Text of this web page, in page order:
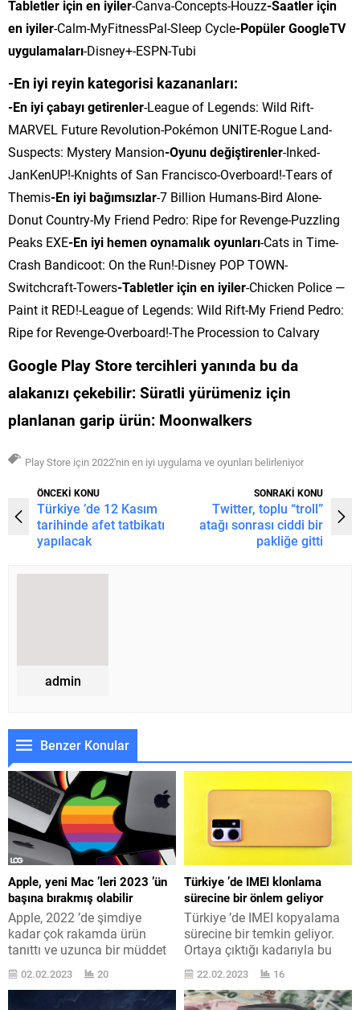
Tabletler için en iyiler-Canva-Concepts-Houzz-Saatler için
en iyiler-Calm-MyFitnessPal-Sleep Cycle-Popüler GoogleTV
uygulamaları-Disney+-ESPN-Tubi
-En iyi reyin kategorisi kazananları:
-En iyi çabayı getirenler-League of Legends: Wild Rift-
MARVEL Future Revolution-Pokémon UNITE-Rogue Land-
Suspects: Mystery Mansion-Oyunu değiştirenler-Inked-
JanKenUP!-Knights of San Francisco-Overboard!-Tears of
Themis-En iyi bağımsızlar-7 Billion Humans-Bird Alone-
Donut Country-My Friend Pedro: Ripe for Revenge-Puzzling
Peaks EXE-En iyi hemen oynamalık oyunları-Cats in Time-
Crash Bandicoot: On the Run!-Disney POP TOWN-
Switchcraft-Towers-Tabletler için en iyiler-Chicken Police —
Paint it RED!-League of Legends: Wild Rift-My Friend Pedro:
Ripe for Revenge-Overboard!-The Procession to Calvary
Google Play Store tercihleri yanında bu da
alakanızı çekebilir: Süratli yürümeniz için
planlanan garip ürün: Moonwalkers
Play Store için 2022'nin en iyi uygulama ve oyunları belirleniyor
ÖNCEKİ KONU
Türkiye ’de 12 Kasım
tarihinde afet tatbikatı
yapılacak
SONRAKİ KONU
Twitter, toplu “troll”
atağı sonrası ciddi bir
pakliğe gitti
admin
Benzer Konular
Apple, yeni Mac ’leri 2023 ’ün
başına bırakmış olabilir
Apple, 2022 ’de şimdiye
kadar çok rakamda ürün
tanıttı ve uzunca bir müddet
seneyi henüz kapatmamış
denmişti. Ancak bu hakikat
olmayabilir. Apple, daha evvel
02.02.2023 20
Türkiye ’de IMEI klonlama
sürecine bir önlem geliyor
Türkiye ’de IMEI kopyalama
sürecine bir temkin geliyor.
Ortaya çıktığı kadarıyla bu
taraf hakimiyetten çıkmış
vaziyette. HaberTürk ’te yer
alan habere göre Türkiye ’de
22.02.2023 16